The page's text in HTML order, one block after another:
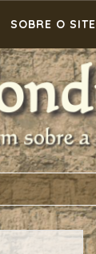
SOBRE O SITE